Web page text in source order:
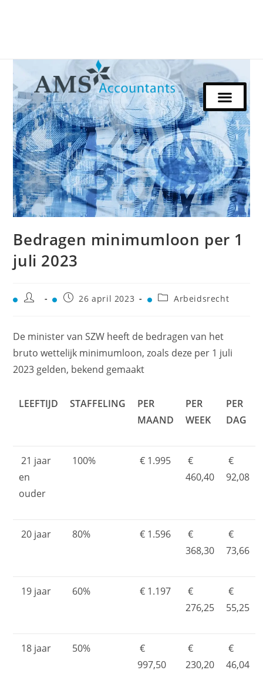
Bedragen minimumloon per 1
juli 2023
26 april 2023 Arbeidsrecht
De minister van SZW heeft de bedragen van het
bruto wettelijk minimumloon, zoals deze per 1 juli
2023 gelden, bekend gemaakt
LEEFTIJD STAFFELING
PER
MAAND
PER
WEEK
PER
DAG
21 jaar
en
ouder
100% € 1.995
€
460,40
€
92,08
20 jaar 80% € 1.596
€
368,30
€
73,66
19 jaar 60% € 1.197
€
276,25
€
55,25
18 jaar 50%
€
997,50
€
230,20
€
46,04